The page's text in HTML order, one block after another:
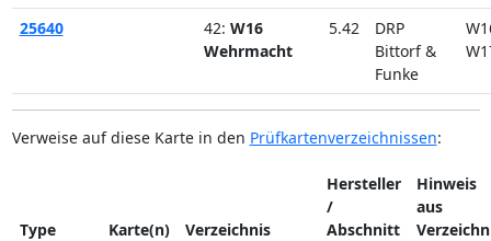
25640 42: W16
Wehrmacht
5.42
DRP
Bittorf &
Funke
Verweise auf diese Karte in den Prüfkartenverzeichnissen:
Type Karte(n) Verzeichnis
Hersteller
/
Abschnitt
Hinweis
aus